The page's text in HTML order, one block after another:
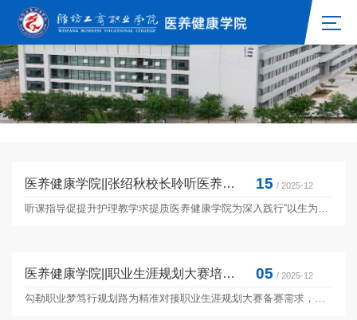
医养健康学院||张绍秋校长聆听医养健康学院王洁老师《肺源性心脏病》公开课 15 / 2025-12
医养健康学院||职业生涯规划大赛培训会 05 / 2025-12